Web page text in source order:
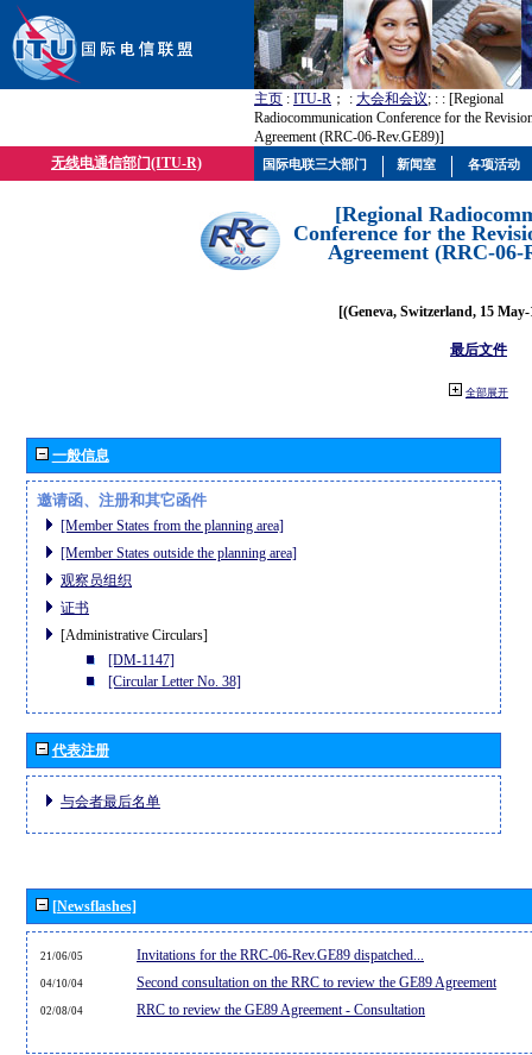
主页 : ITU-R ； : 大会和会议; : : [Regional
Radiocommunication Conference for the
Agreement (RRC-06-Rev.GE89)]
无线电通信部门(ITU-R)
[Regional
Conference for the
Agreement (RRC-06-
[(Geneva, Switzerland, 15
最后文件
全部展开
一般信息
邀请函、注册和其它函件
[Member States from the planning area]
[Member States outside the planning area]
观察员组织
证书
[Administrative Circulars]
[DM-1147]
[Circular Letter No. 38]
代表注册
与会者最后名单
[Newsflashes]
21/06/05 Invitations for the RRC-06-Rev.GE89 dispatched...
04/10/04 Second consultation on the RRC to review the GE89 Agreement
02/08/04 RRC to review the GE89 Agreement - Consultation
国际电联三大部门 新闻室 各项活动